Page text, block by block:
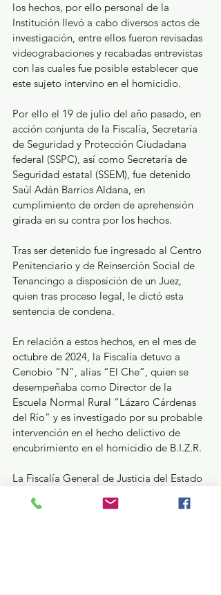
los hechos, por ello personal de la
Institución llevó a cabo diversos actos de
investigación, entre ellos fueron revisadas
videograbaciones y recabadas entrevistas
con las cuales fue posible establecer que
este sujeto intervino en el homicidio.
Por ello el 19 de julio del año pasado, en
acción conjunta de la Fiscalía, Secretaría
de Seguridad y Protección Ciudadana
federal (SSPC), así como Secretaría de
Seguridad estatal (SSEM), fue detenido
Saúl Adán Barrios Aldana, en
cumplimiento de orden de aprehensión
girada en su contra por los hechos.
Tras ser detenido fue ingresado al Centro
Penitenciario y de Reinserción Social de
Tenancingo a disposición de un Juez,
quien tras proceso legal, le dictó esta
sentencia de condena.
En relación a estos hechos, en el mes de
octubre de 2024, la Fiscalía detuvo a
Cenobio “N”, alias “El Che”, quien se
desempeñaba como Director de la
Escuela Normal Rural “Lázaro Cárdenas
del Río” y es investigado por su probable
intervención en el hecho delictivo de
encubrimiento en el homicidio de B.I.Z.R.
La Fiscalía General de Justicia del Estado
ciudadanía el correo